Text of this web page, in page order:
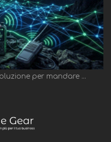
per mandare ...